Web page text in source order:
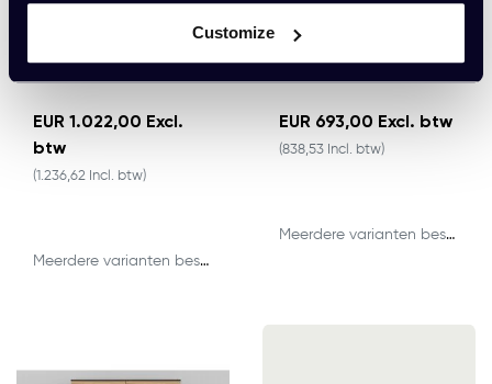
Customize
EUR 1.022,00 Excl.
btw
(1.236,62 Incl. btw)
Meerdere varianten beschikbaar
Softline
EUR 693,00 Excl. btw
(838,53 Incl. btw)
Meerdere varianten beschikbaar